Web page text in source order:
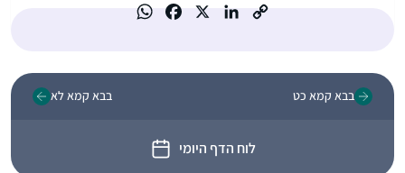
בבא קמא כט
לוח הדף היומי
בבא קמא לא